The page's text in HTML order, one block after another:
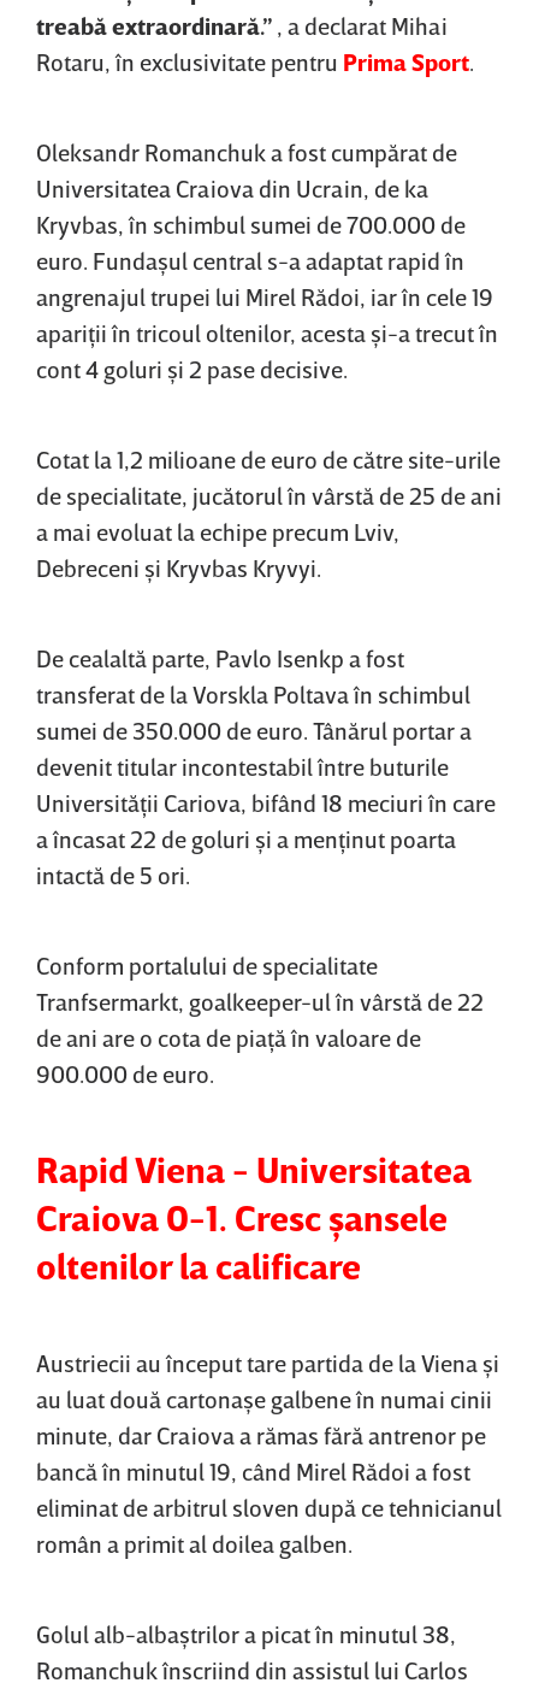
treabă extraordinară.” , a declarat Mihai
Rotaru, în exclusivitate pentru Prima Sport.
Oleksandr Romanchuk a fost cumpărat de
Universitatea Craiova din Ucrain, de ka
Kryvbas, în schimbul sumei de 700.000 de
euro. Fundaşul central s-a adaptat rapid în
angrenajul trupei lui Mirel Rădoi, iar în cele 19
apariţii în tricoul oltenilor, acesta şi-a trecut în
cont 4 goluri şi 2 pase decisive.
Cotat la 1,2 milioane de euro de către site-urile
de specialitate, jucătorul în vârstă de 25 de ani
a mai evoluat la echipe precum Lviv,
Debreceni şi Kryvbas Kryvyi.
De cealaltă parte, Pavlo Isenkp a fost
transferat de la Vorskla Poltava în schimbul
sumei de 350.000 de euro. Tânărul portar a
devenit titular incontestabil între buturile
Universităţii Cariova, bifând 18 meciuri în care
a încasat 22 de goluri şi a menţinut poarta
intactă de 5 ori.
Conform portalului de specialitate
Tranfsermarkt, goalkeeper-ul în vârstă de 22
de ani are o cota de piaţă în valoare de
900.000 de euro.
Rapid Viena - Universitatea
Craiova 0-1. Cresc şansele
oltenilor la calificare
Austriecii au început tare partida de la Viena şi
au luat două cartonaşe galbene în numai cinii
minute, dar Craiova a rămas fără antrenor pe
bancă în minutul 19, când Mirel Rădoi a fost
eliminat de arbitrul sloven după ce tehnicianul
român a primit al doilea galben.
Golul alb-albaştrilor a picat în minutul 38,
Romanchuk înscriind din assistul lui Carlos